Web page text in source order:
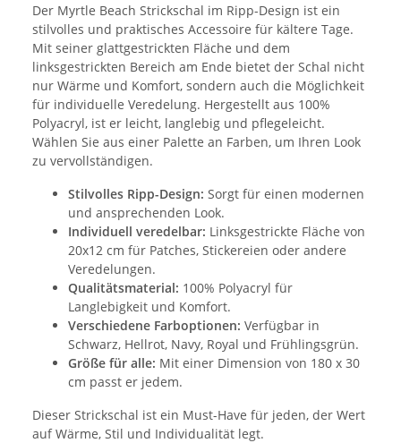
Der Myrtle Beach Strickschal im Ripp-Design ist ein
stilvolles und praktisches Accessoire für kältere Tage.
Mit seiner glattgestrickten Fläche und dem
linksgestrickten Bereich am Ende bietet der Schal nicht
nur Wärme und Komfort, sondern auch die Möglichkeit
für individuelle Veredelung. Hergestellt aus 100%
Polyacryl, ist er leicht, langlebig und pflegeleicht.
Wählen Sie aus einer Palette an Farben, um Ihren Look
zu vervollständigen.
Stilvolles Ripp-Design: Sorgt für einen modernen
und ansprechenden Look.
Individuell veredelbar: Linksgestrickte Fläche von
20x12 cm für Patches, Stickereien oder andere
Veredelungen.
Qualitätsmaterial: 100% Polyacryl für
Langlebigkeit und Komfort.
Verschiedene Farboptionen: Verfügbar in
Schwarz, Hellrot, Navy, Royal und Frühlingsgrün.
Größe für alle: Mit einer Dimension von 180 x 30
cm passt er jedem.
Dieser Strickschal ist ein Must-Have für jeden, der Wert
auf Wärme, Stil und Individualität legt.